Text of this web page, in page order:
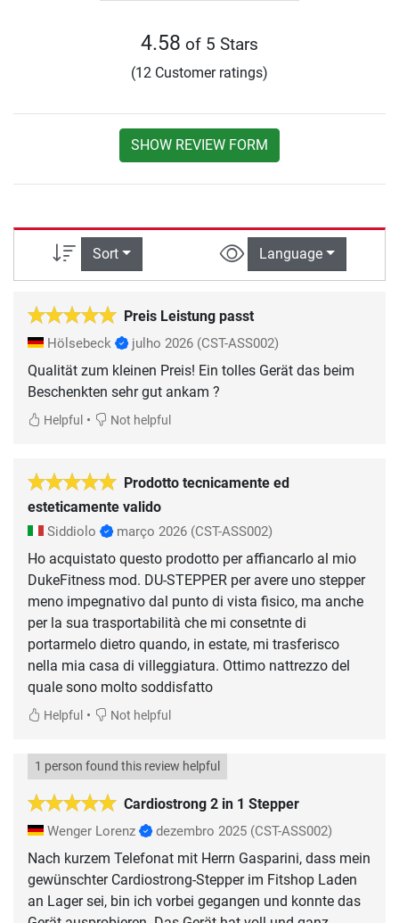
4.58 of 5 Stars
(12 Customer ratings)
SHOW REVIEW FORM
Sort Language
Preis Leistung passt
Hölsebeck julho 2026 (CST-ASS002)
Qualität zum kleinen Preis! Ein tolles Gerät das beim
Beschenkten sehr gut ankam ?
Helpful • Not helpful
Prodotto tecnicamente ed
esteticamente valido
Siddiolo março 2026 (CST-ASS002)
Ho acquistato questo prodotto per affiancarlo al mio
DukeFitness mod. DU-STEPPER per avere uno stepper
meno impegnativo dal punto di vista fisico, ma anche
per la sua trasportabilità che mi consetnte di
portarmelo dietro quando, in estate, mi trasferisco
nella mia casa di villeggiatura. Ottimo nattrezzo del
quale sono molto soddisfatto
Helpful • Not helpful
Cardiostrong 2 in 1 Stepper
1 person found this review helpful
Wenger Lorenz dezembro 2025 (CST-ASS002)
Nach kurzem Telefonat mit Herrn Gasparini, dass mein
gewünschter Cardiostrong-Stepper im Fitshop Laden
an Lager sei, bin ich vorbei gegangen und konnte das